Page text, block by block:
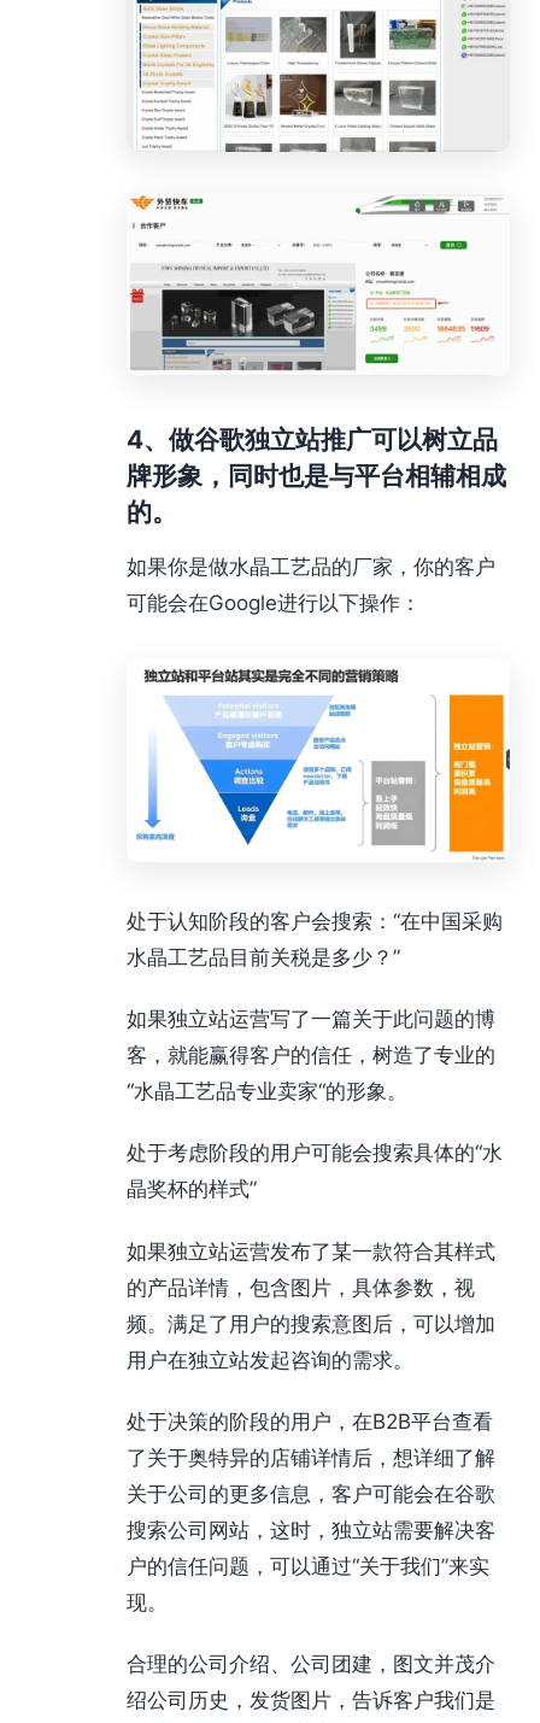
4、做谷歌独立站推广可以树立品
牌形象，同时也是与平台相辅相成
的。
如果你是做水晶工艺品的厂家，你的客户
可能会在Google进行以下操作：
处于认知阶段的客户会搜索：“在中国采购
水晶工艺品目前关税是多少？”
如果独立站运营写了一篇关于此问题的博
客，就能赢得客户的信任，树造了专业的
“水晶工艺品专业卖家“的形象。
处于考虑阶段的用户可能会搜索具体的“水
晶奖杯的样式”
如果独立站运营发布了某一款符合其样式
的产品详情，包含图片，具体参数，视
频。满足了用户的搜索意图后，可以增加
用户在独立站发起咨询的需求。
处于决策的阶段的用户，在B2B平台查看
了关于奥特异的店铺详情后，想详细了解
关于公司的更多信息，客户可能会在谷歌
搜索公司网站，这时，独立站需要解决客
户的信任问题，可以通过“关于我们”来实
现。
合理的公司介绍、公司团建，图文并茂介
绍公司历史，发货图片，告诉客户我们是